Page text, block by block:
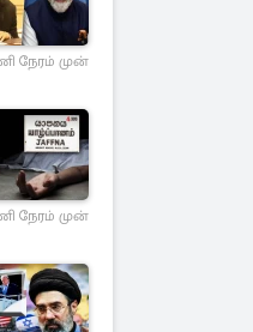
நேரம் முன்
நேரம் முன்